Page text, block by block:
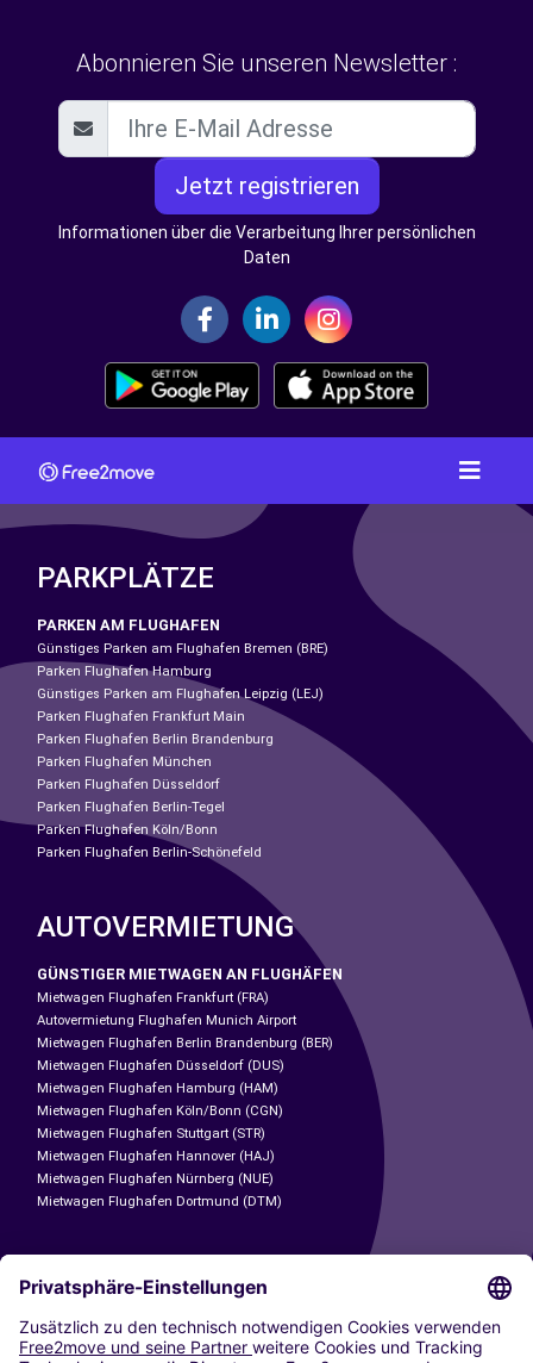
Abonnieren Sie unseren Newsletter :
Jetzt registrieren
Informationen über die Verarbeitung Ihrer persönlichen
Daten
PARKPLÄTZE
PARKEN AM FLUGHAFEN
Günstiges Parken am Flughafen Bremen (BRE)
Parken Flughafen Hamburg
Günstiges Parken am Flughafen Leipzig (LEJ)
Parken Flughafen Frankfurt Main
Parken Flughafen Berlin Brandenburg
Parken Flughafen München
Parken Flughafen Düsseldorf
Parken Flughafen Berlin-Tegel
Parken Flughafen Köln/Bonn
Parken Flughafen Berlin-Schönefeld
AUTOVERMIETUNG
GÜNSTIGER MIETWAGEN AN FLUGHÄFEN
Mietwagen Flughafen Frankfurt (FRA)
Autovermietung Flughafen Munich Airport
Mietwagen Flughafen Berlin Brandenburg (BER)
Mietwagen Flughafen Düsseldorf (DUS)
Mietwagen Flughafen Hamburg (HAM)
Mietwagen Flughafen Köln/Bonn (CGN)
Mietwagen Flughafen Stuttgart (STR)
Mietwagen Flughafen Hannover (HAJ)
Mietwagen Flughafen Nürnberg (NUE)
Mietwagen Flughafen Dortmund (DTM)
CARSHARING
UNSERE STÄDTE
Paris